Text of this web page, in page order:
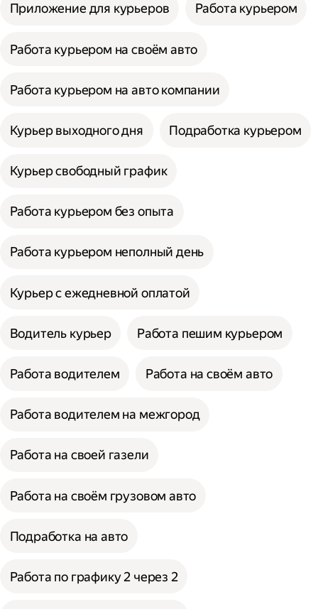
Приложение для курьеров Работа курьером
Работа курьером на своём авто
Работа курьером на авто компании
Курьер выходного дня Подработка курьером
Курьер свободный график
Работа курьером без опыта
Работа курьером неполный день
Курьер с ежедневной оплатой
Водитель курьер Работа пешим курьером
Работа водителем Работа на своём авто
Работа водителем на межгород
Работа на своей газели
Работа на своём грузовом авто
Подработка на авто
Работа по графику 2 через 2